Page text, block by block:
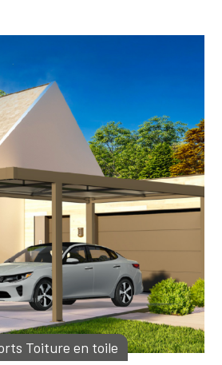
Toiture en toile